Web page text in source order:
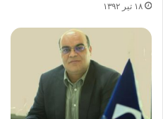
۱۸ تیر ۱۳۹۲